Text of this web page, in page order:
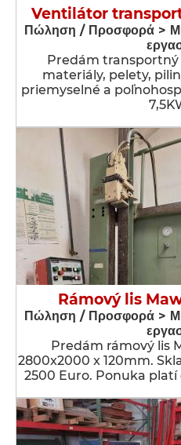
Ventilátor
Πώληση / Προσφορά >
Predám
materiály, pelety,
priemyselné a
Rámový lis
Πώληση / Προσφορά >
Predám rámový lis
2800x2000 x 120mm.
2500 Euro. Ponuka